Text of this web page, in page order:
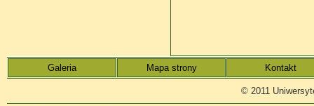
Galeria Mapa strony Kontakt
© 2011